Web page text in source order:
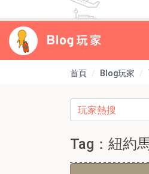
首頁 Blog玩家
Tag：紐約